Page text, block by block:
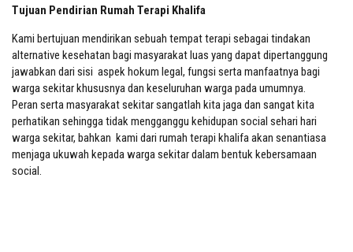
Tujuan Pendirian Rumah Terapi Khalifa
Kami bertujuan mendirikan sebuah tempat terapi sebagai tindakan
alternative kesehatan bagi masyarakat luas yang dapat dipertanggung
jawabkan dari sisi aspek hokum legal, fungsi serta manfaatnya bagi
warga sekitar khususnya dan keseluruhan warga pada umumnya.
Peran serta masyarakat sekitar sangatlah kita jaga dan sangat kita
perhatikan sehingga tidak mengganggu kehidupan social sehari hari
warga sekitar, bahkan kami dari rumah terapi khalifa akan senantiasa
menjaga ukuwah kepada warga sekitar dalam bentuk kebersamaan
social.